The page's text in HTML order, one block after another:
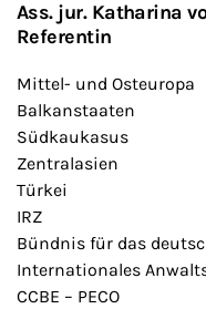
Ass. jur. Katharina
Referentin
Mittel- und Osteuropa
Balkanstaaten
Südkaukasus
Zentralasien
Türkei
IRZ
Bündnis für das
Internationales
CCBE – PECO